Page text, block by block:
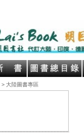
> 大陸圖書專區